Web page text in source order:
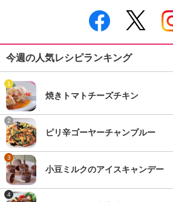
今週の人気レシピランキング
1
焼きトマトチーズチキン
2
ピリ辛ゴーヤーチャンプルー
3
小豆ミルクのアイスキャンデー
4